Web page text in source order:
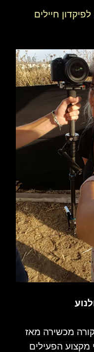
חיילים
מכשירה מאז
ואנשי מקצוע הפעילים